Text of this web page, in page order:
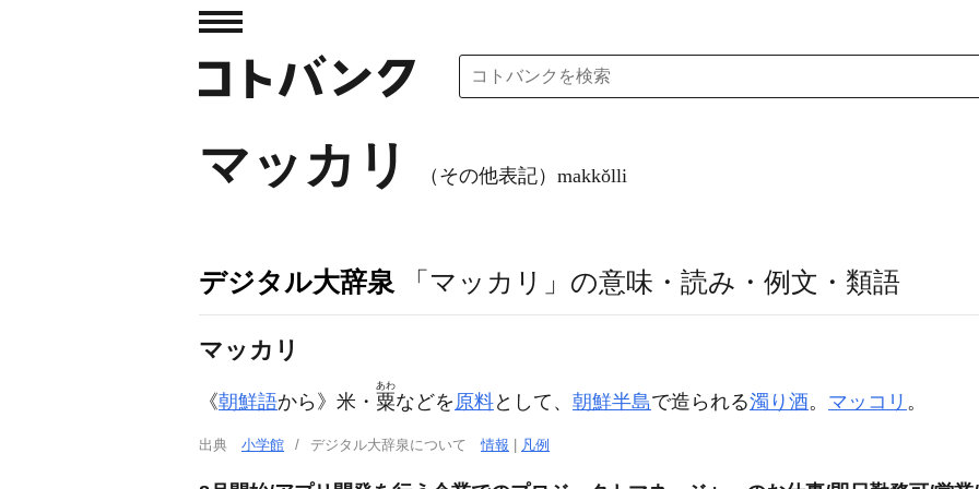
マッカリ （その他表記）makkǒlli
デジタル大辞泉 「マッカリ」の意味・読み・例文・類語
マッカリ
《朝鮮語から》米・ 粟
あわ
などを 原料として、 朝鮮半島で造られる濁り酒。 マッコリ 。
出典 小学館 デジタル大辞泉について情報 凡例